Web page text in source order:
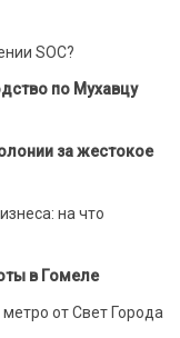
SOC?
по Мухавцу
за жестокое
на что
в Гомеле
от Свет Города